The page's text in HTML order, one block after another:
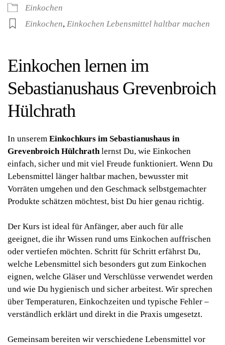
Einkochen
Einkochen, Einkochen Lebensmittel haltbar machen
Einkochen lernen im
Sebastianushaus Grevenbroich
Hülchrath
In unserem Einkochkurs im Sebastianushaus in
Grevenbroich Hülchrathlernst Du, wie Einkochen
einfach, sicher und mit viel Freude funktioniert. Wenn Du
Lebensmittel länger haltbar machen, bewusster mit
Vorräten umgehen und den Geschmack selbstgemachter
Produkte schätzen möchtest, bist Du hier genau richtig.
Der Kurs ist ideal für Anfänger, aber auch für alle
geeignet, die ihr Wissen rund ums Einkochen auffrischen
oder vertiefen möchten. Schritt für Schritt erfährst Du,
welche Lebensmittel sich besonders gut zum Einkochen
eignen, welche Gläser und Verschlüsse verwendet werden
und wie Du hygienisch und sicher arbeitest. Wir sprechen
über Temperaturen, Einkochzeiten und typische Fehler –
verständlich erklärt und direkt in die Praxis umgesetzt.
Gemeinsam bereiten wir verschiedene Lebensmittel vor